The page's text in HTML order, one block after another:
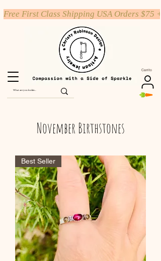
Carrito
Free First Class Shipping USA Orders $75 +
November Birthstones
Best Seller